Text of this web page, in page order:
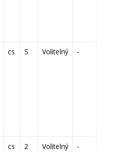
cs 5 Volitelný -
cs 2 Volitelný -